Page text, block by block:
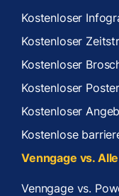
Kostenloser
Kostenloser
Kostenloser
Kostenloser
Kostenloser
Kostenlose
Venngage vs.
Venngage vs.